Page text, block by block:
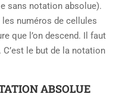
sans notation absolue).
numéros de cellules
que l’on descend. Il faut
le but de la notation
ABSOLUE